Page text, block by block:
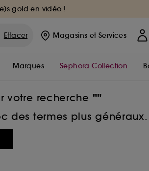
gold en vidéo !
Effacer Magasins et Services
Marques Sephora Collection
votre recherche ""
des termes plus généraux.